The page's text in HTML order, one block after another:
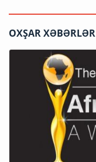
OXŞAR XƏBƏRLƏR